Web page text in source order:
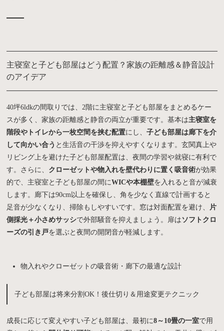
主寝室と子ども部屋はどう配置？家族の距離感＆静音設計
のアイデア
40坪6ldkの間取りでは、2階に主寝室と子ども部屋をまとめるケー
スが多く、家族の距離感と静音の両立が重要です。基本は主寝室を
階段やトイレから一枚空間を挟む配置にし、子ども部屋は廊下を介
して向かい合う と生活音の干渉を抑えやすくなります。玄関真上や
リビング上を避けた子ども部屋配置は、夜間の学習や就寝に有利で
す。さらに、 クローゼットや物入れを壁代わりに置く吸音術が効果
的で、主寝室と子ども部屋の間にWICや本棚壁を入れると音が減衰
します。廊下は90cm以上を確保し、角を少なく直線で計画すると
足音が少なくなり、掃除もしやすいです。窓は対面配置を避け、 片
側採光＋小さめサッシで外部騒音を抑えましょう。扉は ソフトクロ
ーズの引き戸を選ぶと夜間の開閉音が軽減します。
物入れやクローゼットの吸音術・廊下の最適な設計
子ども部屋は将来分割OK！後仕切り＆用途変更テクニック
成長に応じて変えやすい子ども部屋は、最初に8～10畳の一室で用